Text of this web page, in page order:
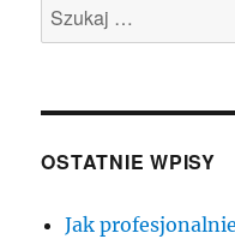
Szukaj:
OSTATNIE WPISY
Jak